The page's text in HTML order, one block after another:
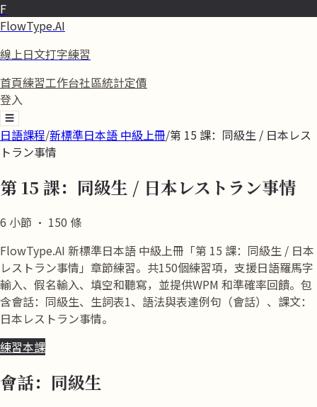
F
FlowType.AI
線上日文打字練習
首頁練習工作台社區統計定價
登入
☰
日語課程/新標準日本語 中級上冊/第 15 課：同級生 / 日本レス
トラン事情
第 15 課：同級生 / 日本レストラン事情
6 小節 · 150 條
FlowType.AI 新標準日本語 中級上冊「第 15 課：同級生 / 日本
レストラン事情」章節練習。共150個練習項，支援日語羅馬字
輸入、假名輸入、填空和聽寫，並提供WPM 和準確率回饋。包
含會話：同級生、生詞表1、語法與表達例句（會話）、課文：
日本レストラン事情。
練習本課
會話：同級生